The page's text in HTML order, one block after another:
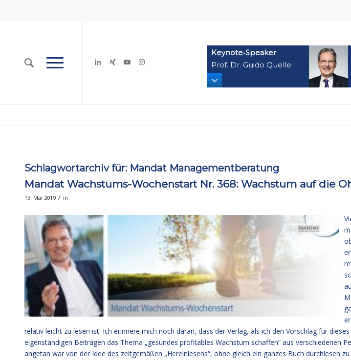
Keynote‑Speaker
Prof. Dr. Guido Quelle
Schlagwortarchiv für: Mandat Managementberatung
Mandat Wachstums-Wochenstart Nr. 368: Wachstum auf die
13. Mai 2019 / in
relativ leicht zu lesen ist. Ich erinnere mich noch daran, dass der Verlag, als ich den Vorschlag für
eigenständigen Beiträgen das Thema „gesundes profitables Wachstum schaffen“ aus verschiedenen
angetan war von der Idee des zeitgemäßen „Hereinlesens“, ohne gleich ein ganzes Buch durchlesen